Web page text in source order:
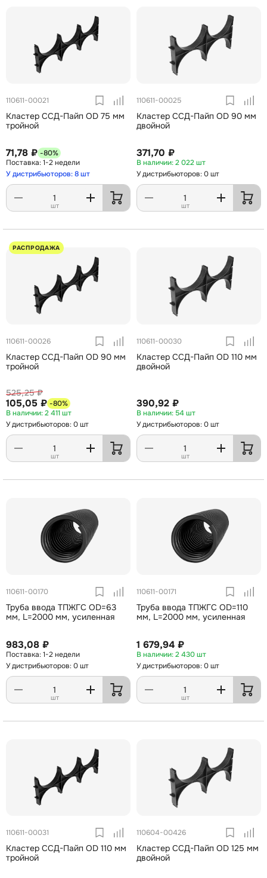
110611-00021
Кластер ССД-Пайп OD 75 мм
тройной
71,78 ₽ -80%
1-2 недели
У дистрибьюторов: 8 шт
шт
110611-00025
Кластер ССД-Пайп OD 90 мм
двойной
371,70 ₽
2 022 шт
У дистрибьюторов: 0 шт
шт
110611-00026
РАСПРОДАЖА
Кластер ССД-Пайп OD 90 мм
тройной
525,25 ₽
105,05 ₽ -80%
2 411 шт
У дистрибьюторов: 0 шт
шт
110611-00030
Кластер ССД-Пайп OD 110 мм
двойной
390,92 ₽
54 шт
У дистрибьюторов: 0 шт
шт
110611-00170
Труба ввода ТПЖГС OD=63
мм, L=2000 мм, усиленная
983,08 ₽
1-2 недели
У дистрибьюторов: 0 шт
шт
110611-00171
Труба ввода ТПЖГС OD=110
мм, L=2000 мм, усиленная
1 679,94 ₽
2 430 шт
У дистрибьюторов: 0 шт
шт
110611-00031
Кластер ССД-Пайп OD 110 мм
тройной
110604-00426
Кластер ССД-Пайп OD 125 мм
двойной